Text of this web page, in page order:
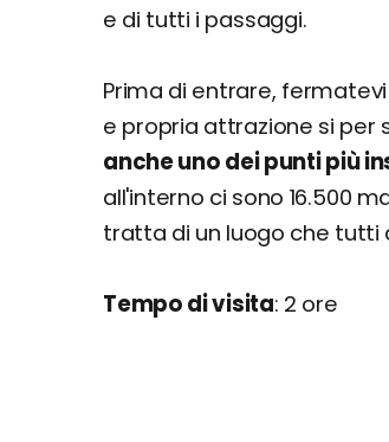
e di tutti i passaggi.
Prima di entrare,
e propria attrazione si per
anche uno dei punti più
all'interno ci sono 16.500
tratta di un luogo che tutti
Tempo di visita: 2 ore